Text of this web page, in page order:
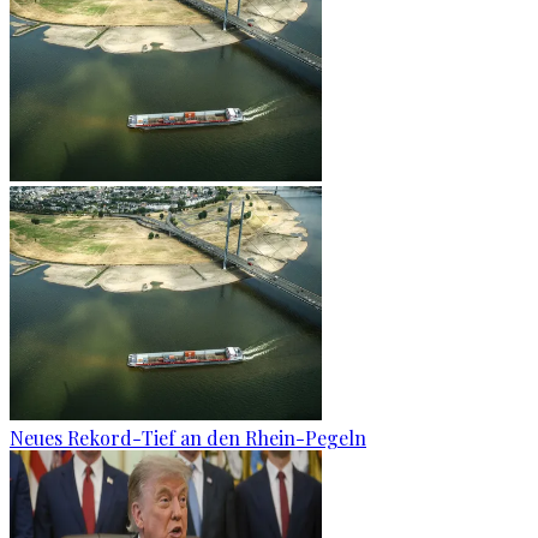
Neues Rekord-Tief an den Rhein-Pegeln